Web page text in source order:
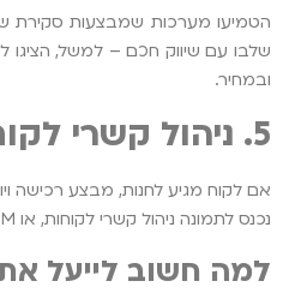
הטמיעו מערכות שמבצעות סקירת
ובמחיר.
5. ניהול קשרי לקוחות
אם לקוח מגיע לחנות, מבצע רכישה
נכנס לתמונה ניהול קשרי לקוחות, או CRM.
למה חשוב לייעל